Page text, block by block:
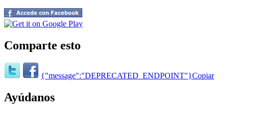
Comparte esto
{"message":"DEPRECATED_ENDPOINT"}Copiar
Ayúdanos